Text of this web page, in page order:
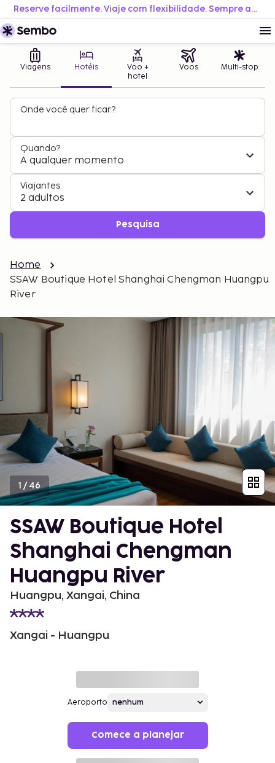
Reserve facilmente. Viaje com flexibilidade. Sempre ao melhor preço.
Viagens Hotéis
Voo +
hotel
Voos Multi-stop
Onde você quer ficar?
Quando?
A qualquer momento
Viajantes
2 adultos
Pesquisa
Home
SSAW Boutique Hotel Shanghai Chengman Huangpu
River
1 /46
SSAW Boutique Hotel
Shanghai Chengman
Huangpu River
Huangpu, Xangai, China
Xangai - Huangpu
Aeroporto
Comece a planejar